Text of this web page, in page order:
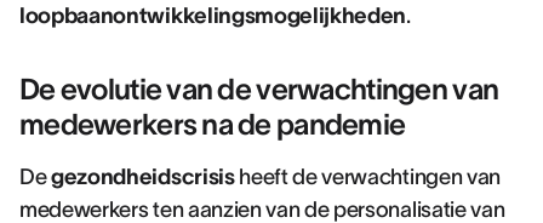
loopbaanontwikkelingsmogelijkheden.
De evolutie van de verwachtingen van
medewerkers na de pandemie
Degezondheidscrisisheeft de verwachtingen van
medewerkers ten aanzien van de personalisatie van